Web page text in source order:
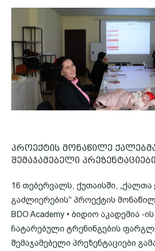
პროექტის მონაწილე
შემაჯამებელი
16 თებერვალს, ქუთაისში, „ქალთა
გაძლიერების" პროექტის
BDO Academy • ბიდიო აკადემია -
ჩატარებული ტრენინგების
შემაჯამებელი პრეზენტაციები